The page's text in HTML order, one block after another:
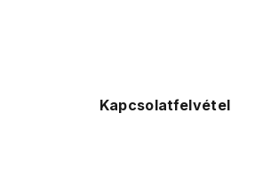
Kapcsolatfelvétel